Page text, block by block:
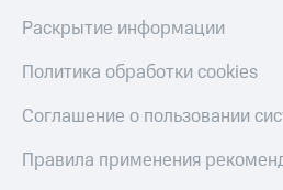
Раскрытие информации
Политика обработки cookies
Соглашение о пользовании
Правила применения